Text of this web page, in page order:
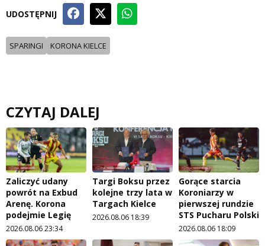
UDOSTĘPNIJ
SPARINGI KORONA KIELCE
CZYTAJ DALEJ
Zaliczyć udany
powrót na Exbud
Arenę. Korona
podejmie Legię
2026.08.06 23:34
Targi Boksu przez
kolejne trzy lata w
Targach Kielce
2026.08.06 18:39
Gorące starcia
Koroniarzy w
pierwszej rundzie
STS Pucharu Polski
2026.08.06 18:09